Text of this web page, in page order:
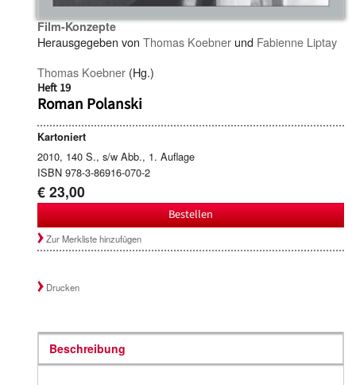
Film-Konzepte
Herausgegeben von Thomas Koebner und Fabienne Liptay
Thomas Koebner (Hg.)
Heft 19
Roman Polanski
Kartoniert
2010, 140 S., s/w Abb., 1. Auflage
ISBN 978-3-86916-070-2
€ 23,00
Bestellen
Zur Merkliste hinzufügen
Drucken
Beschreibung